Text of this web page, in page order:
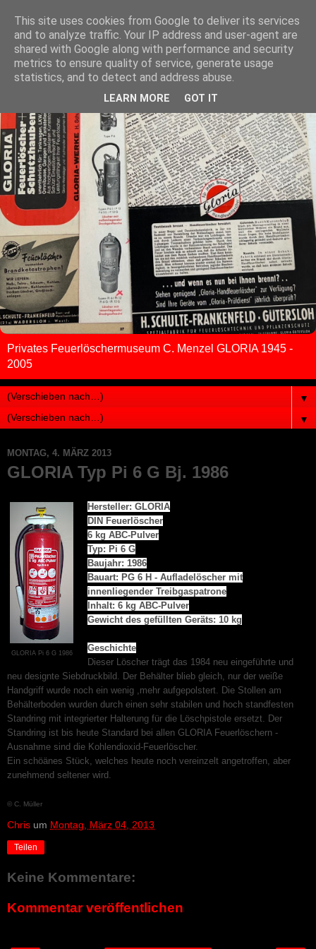
Privates Feuerlöschermuseum C. Menzel GLORIA 1945 -
2005
▼
▼
MONTAG, 4. MÄRZ 2013
GLORIA Typ Pi 6 G Bj. 1986
GLORIA Pi 6 G 1986
Hersteller: GLORIA
DIN Feuerlöscher
6 kg ABC-Pulver
Typ: Pi 6 G
Baujahr: 1986
Bauart: PG 6 H - Aufladelöscher mit
innenliegender Treibgaspatrone
Inhalt: 6 kg ABC-Pulver
Gewicht des gefüllten Geräts: 10 kg
Geschichte
Dieser Löscher trägt das 1984 neu eingeführte und
neu designte Siebdruckbild. Der Behälter blieb gleich, nur der weiße
Handgriff wurde noch ein wenig ,mehr aufgepolstert. Die Stollen am
Behälterboden wurden durch einen sehr stabilen und hoch standfesten
Standring mit integrierter Halterung für die Löschpistole ersetzt. Der
Standring ist bis heute Standard bei allen GLORIA Feuerlöschern -
Ausnahme sind die Kohlendioxid-Feuerlöscher.
Ein schöänes Stück, welches heute noch vereinzelt angetroffen, aber
zunehmend seltener wird.
© C. Müller
Chris um Montag, März 04, 2013
Teilen
Keine Kommentare:
Kommentar veröffentlichen
This site uses cookies from Google to deliver its services
and to analyze traffic. Your IP address and user-agent are
shared with Google along with performance and security
metrics to ensure quality of service, generate usage
statistics, and to detect and address abuse.
LEARN MORE GOT IT